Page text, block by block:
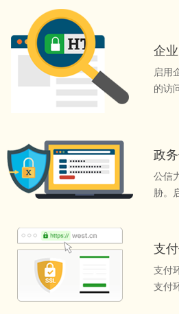
企
启用
的访
政
公信
胁。
支
支付
支付